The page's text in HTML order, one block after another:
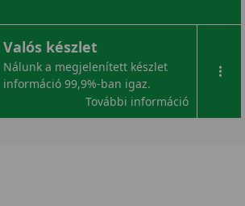
Valós készlet
Nálunk a megjelenített készlet
információ 99,9%-ban igaz.
További információ
...